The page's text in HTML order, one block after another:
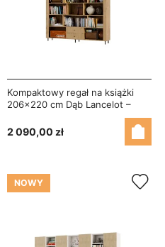
Kompaktowy regał na książki
206x220 cm Dąb Lancelot –
2 090,00 zł
NOWY